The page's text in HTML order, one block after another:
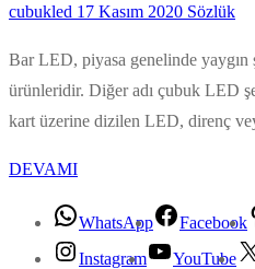
cubukled 17 Kasım 2020 Sözlük
Bar LED, piyasa genelinde yaygın
ürünleridir. Diğer adı çubuk LED
kart üzerine dizilen LED, direnç
DEVAMI
WhatsApp Facebook
Instagram
YouTube